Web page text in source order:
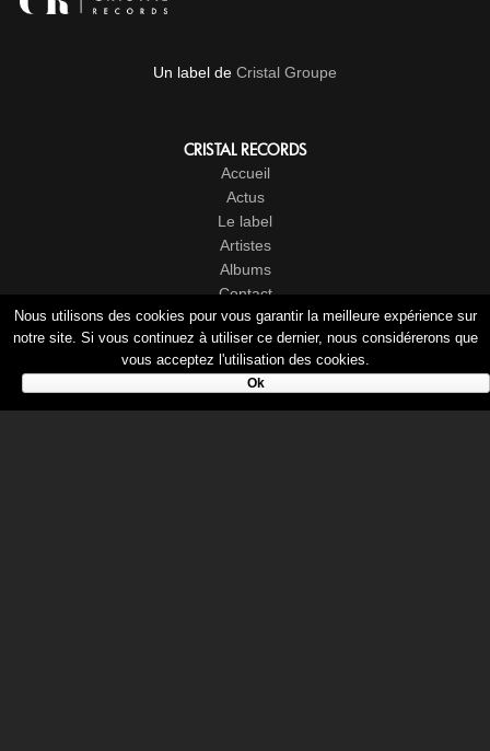
Un label de Cristal Groupe
CRISTAL RECORDS
Accueil
Actus
Le label
Artistes
Albums
Contact
LIENS
Mon compte
Nous utilisons des cookies pour vous garantir la meilleure expérience sur
notre site. Si vous continuez à utiliser ce dernier, nous considérerons que
vous acceptez l'utilisation des cookies.
Ok